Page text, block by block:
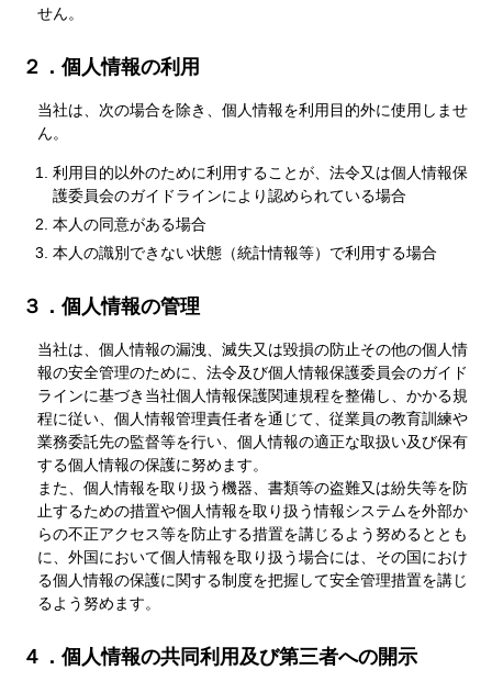
せん。
２．個人情報の利用
当社は、次の場合を除き、個人情報を利用目的外に使用しませ
ん。
利用目的以外のために利用することが、法令又は個人情報保
護委員会のガイドラインにより認められている場合
本人の同意がある場合
本人の識別できない状態（統計情報等）で利用する場合
３．個人情報の管理
当社は、個人情報の漏洩、滅失又は毀損の防止その他の個人情
報の安全管理のために、法令及び個人情報保護委員会のガイド
ラインに基づき当社個人情報保護関連規程を整備し、かかる規
程に従い、個人情報管理責任者を通じて、従業員の教育訓練や
業務委託先の監督等を行い、個人情報の適正な取扱い及び保有
する個人情報の保護に努めます。
また、個人情報を取り扱う機器、書類等の盗難又は紛失等を防
止するための措置や個人情報を取り扱う情報システムを外部か
らの不正アクセス等を防止する措置を講じるよう努めるととも
に、外国において個人情報を取り扱う場合には、その国におけ
る個人情報の保護に関する制度を把握して安全管理措置を講じ
るよう努めます。
４．個人情報の共同利用及び第三者への開示